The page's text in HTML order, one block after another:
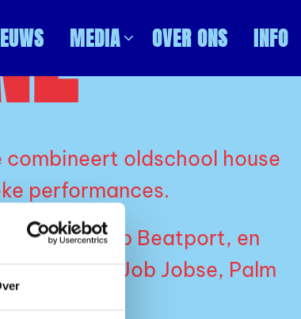
MEDIA OVER ONS INFO
combineert oldschool house
performances.
de top drie op Beatport, en
andere Job Jobse, Palm